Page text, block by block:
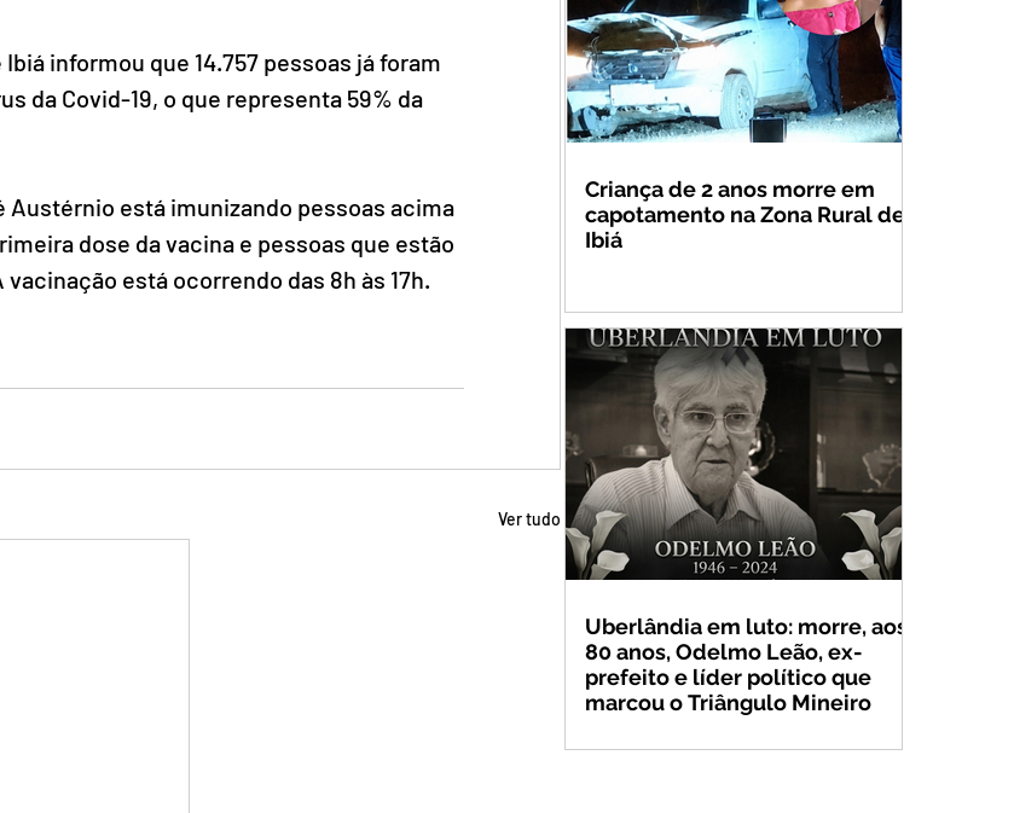
informou que 14.757 pessoas já foram
da Covid-19, o que representa 59% da
está imunizando pessoas acima
dose da vacina e pessoas que estão
está ocorrendo das 8h às 17h.
Ver tudo
Criança de 2 anos morre em
capotamento na Zona Rural de
Ibiá
Uberlândia em luto: morre, aos
80 anos, Odelmo Leão, ex-
prefeito e líder político que
marcou o Triângulo Mineiro